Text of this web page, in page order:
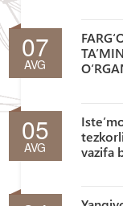
07
AVG
05
AVG
vazifa